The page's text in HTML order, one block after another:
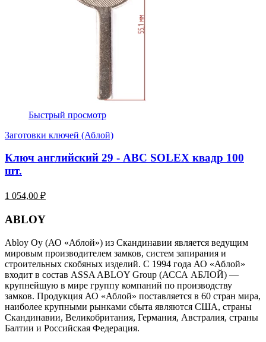
Быстрый просмотр
Заготовки ключей (Аблой)
Ключ английский 29 - ABC SOLEX квадр 100
шт.
1 054,00 ₽
ABLOY
Abloy Oy (АО «Аблой») из Скандинавии является ведущим
мировым производителем замков, систем запирания и
строительных скобяных изделий. С 1994 года АО «Аблой»
входит в состав ASSA ABLOY Group (АССА АБЛОЙ) —
крупнейшую в мире группу компаний по производству
замков. Продукция АО «Аблой» поставляется в 60 стран мира,
наиболее крупными рынками сбыта являются США, страны
Скандинавии, Великобритания, Германия, Австралия, страны
Балтии и Российская Федерация.